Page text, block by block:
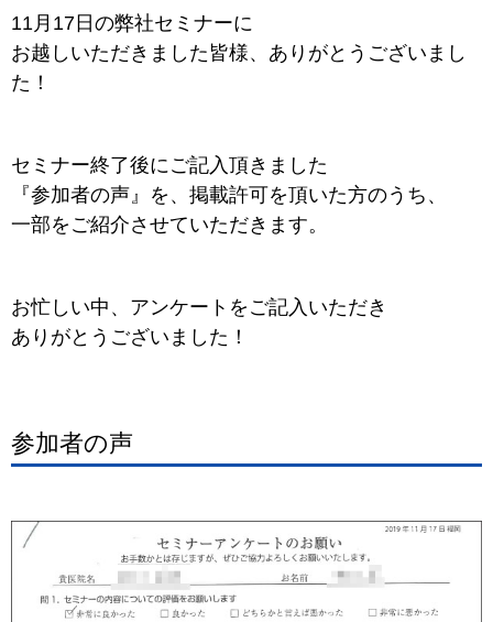
11月17日の弊社セミナーに
お越しいただきました皆様、ありがとうございまし
た！
セミナー終了後にご記入頂きました
『参加者の声』を、掲載許可を頂いた方のうち、
一部をご紹介させていただきます。
お忙しい中、アンケートをご記入いただき
ありがとうございました！
参加者の声